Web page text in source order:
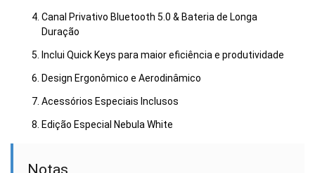
Canal Privativo Bluetooth 5.0 & Bateria de Longa
Duração
Inclui Quick Keys para maior eficiência e produtividade
Design Ergonômico e Aerodinâmico
Acessórios Especiais Inclusos
Edição Especial Nebula White
Notas